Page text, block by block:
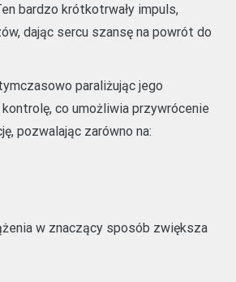
bardzo krótkotrwały impuls,
dając sercu szansę na powrót do
paraliżując jego
co umożliwia przywrócenie
pozwalając zarówno na:
w znaczący sposób zwiększa